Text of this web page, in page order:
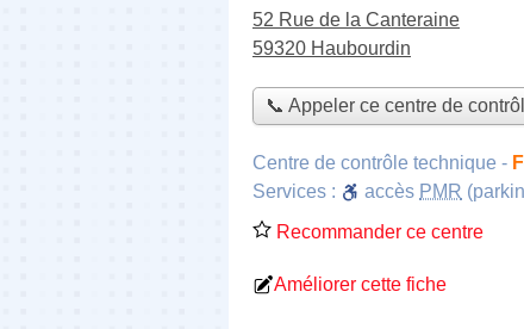
52 Rue de la Canteraine
59320 Haubourdin
📞 Appeler ce centre de
Centre de contrôle technique -
Services :
accès PMR
Recommander ce centre
Améliorer cette fiche